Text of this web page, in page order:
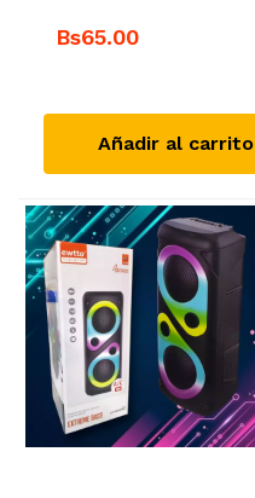
Bs65.00
Añadir al carrito